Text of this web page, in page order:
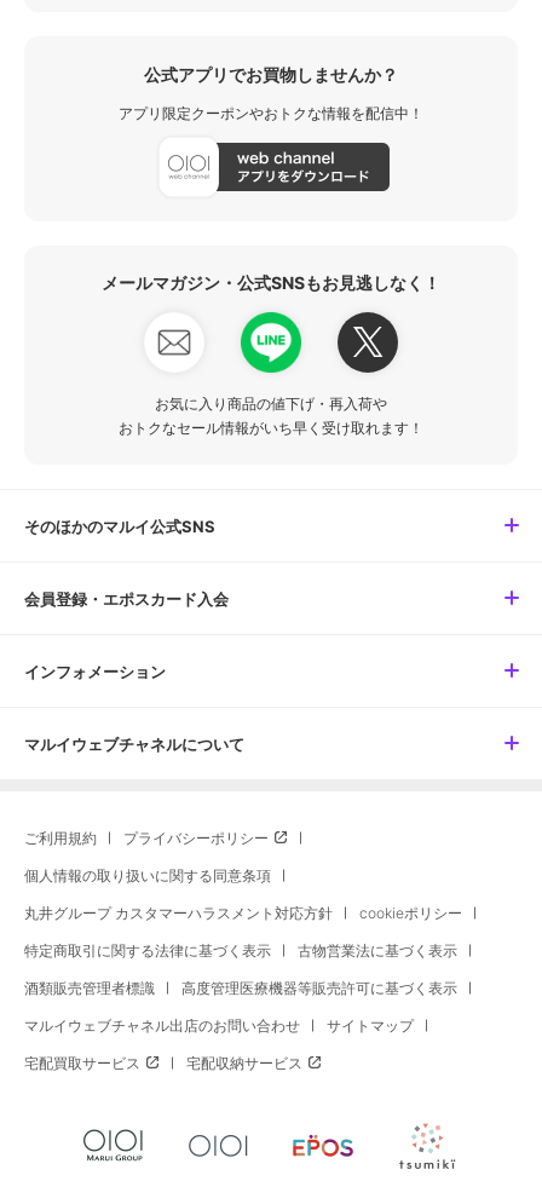
公式アプリでお買物しませんか？
アプリ限定クーポンやおトクな情報を配信中！
メールマガジン・公式SNSもお見逃しなく！
お気に入り商品の値下げ・再入荷や
おトクなセール情報がいち早く受け取れます！
そのほかのマルイ公式SNS
会員登録・エポスカード入会
インフォメーション
マルイウェブチャネルについて
ご利用規約 プライバシーポリシー
個人情報の取り扱いに関する同意条項
丸井グループ カスタマーハラスメント対応方針 cookieポリシー
特定商取引に関する法律に基づく表示 古物営業法に基づく表示
酒類販売管理者標識 高度管理医療機器等販売許可に基づく表示
マルイウェブチャネル出店のお問い合わせ サイトマップ
宅配買取サービス 宅配収納サービス